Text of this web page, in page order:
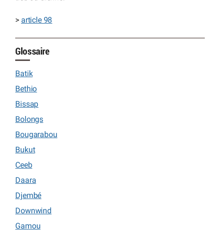
> article 98
Glossaire
Batik
Bethio
Bissap
Bolongs
Bougarabou
Bukut
Ceeb
Daara
Djembé
Downwind
Gamou